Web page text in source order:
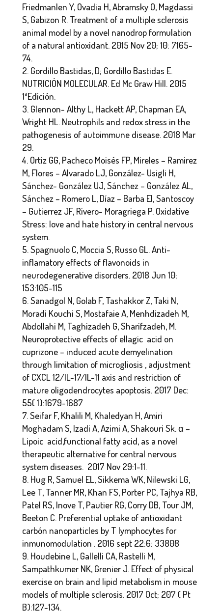
Friedmanlen Y, Ovadia H, Abramsky O, Magdassi
S, Gabizon R. Treatment of a multiple sclerosis
animal model by a novel nanodrop formulation
of a natural antioxidant. 2015 Nov 20; 10: 7165-
74.
Gordillo Bastidas, D; Gordillo Bastidas E.
NUTRICIÓN MOLECULAR. Ed Mc Graw Hill. 2015
1ªEdición.
Glennon- Althy L, Hackett AP, Chapman EA,
Wright HL. Neutrophils and redox stress in the
pathogenesis of autoimmune disease. 2018 Mar
29.
Ortiz GG, Pacheco Moisés FP, Mireles – Ramirez
M, Flores – Alvarado LJ, González- Usigli H,
Sánchez- González UJ, Sánchez – González AL,
Sánchez – Romero L, Díaz – Barba El, Santoscoy
– Gutierrez JF, Rivero- Moragriega P. Oxidative
Stress: love and hate history in central nervous
system.
Spagnuolo C, Moccia S, Russo GL. Anti-
inflamatory effects of flavonoids in
neurodegenerative disorders. 2018 Jun 10;
153:105-115
Sanadgol N, Golab F, Tashakkor Z, Taki N,
Moradi Kouchi S, Mostafaie A, Menhdizadeh M,
Abdollahi M, Taghizadeh G, Sharifzadeh, M.
Neuroprotective effects of ellagic acid on
cuprizone – induced acute demyelination
through limitation of microgliosis , adjustment
of CXCL 12/IL-17/IL-11 axis and restriction of
mature oligodendrocytes apoptosis. 2017 Dec:
55( 1):1679-1687
Seifar F, Khalili M, Khaledyan H, Amiri
Moghadam S, Izadi A, Azimi A, Shakouri Sk. α –
Lipoic acid,functional fatty acid, as a novel
therapeutic alternative for central nervous
system diseases. 2017 Nov 29:1-11.
Hug R, Samuel EL, Sikkema WK, Nilewski LG,
Lee T, Tanner MR, Khan FS, Porter PC, Tajhya RB,
Patel RS, Inove T, Pautier RG, Corry DB, Tour JM,
Beeton C. Preferential uptake of antioxidant
carbón nanoparticles by T lymphocytes for
inmunomodulation . 2016 sept 22:6: 33808
Houdebine L, Gallelli CA, Rastelli M,
Sampathkumer NK, Grenier J. Effect of physical
exercise on brain and lipid metabolism in mouse
models of multiple sclerosis. 2017 Oct; 207 ( Pt
B):127-134.